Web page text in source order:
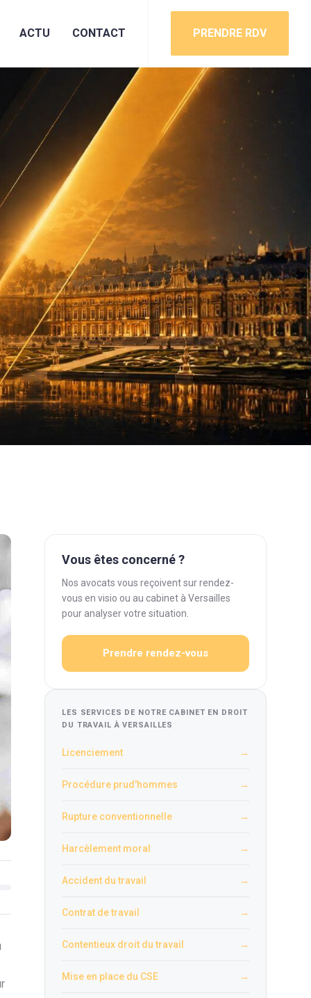
ACTU CONTACT PRENDRE RDV
Vous êtes concerné ?
Nos avocats vous reçoivent sur rendez-
vous en visio ou au cabinet à Versailles
pour analyser votre situation.
Prendre rendez-vous
LES SERVICES DE NOTRE CABINET EN DROIT
DU TRAVAIL À VERSAILLES
Licenciement →
Procédure prud'hommes →
Rupture conventionnelle →
Harcèlement moral →
Accident du travail →
Contrat de travail →
Contentieux droit du travail →
Mise en place du CSE →